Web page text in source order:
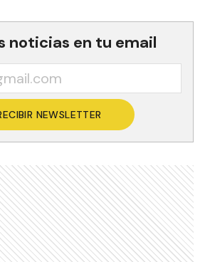
noticias en tu email
NEWSLETTER